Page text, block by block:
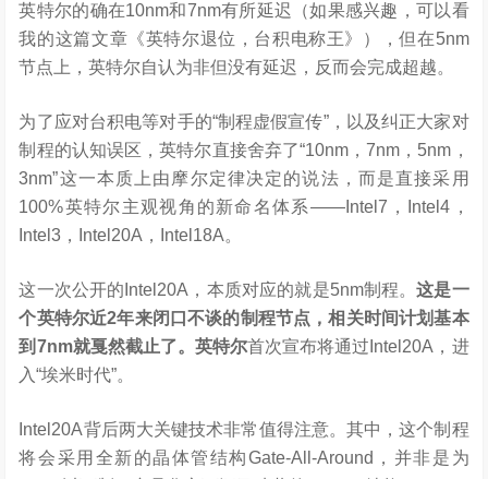
英特尔的确在10nm和7nm有所延迟（如果感兴趣，可以看
我的这篇文章《英特尔退位，台积电称王》），但在5nm
节点上，英特尔自认为非但没有延迟，反而会完成超越。
为了应对台积电等对手的“制程虚假宣传”，以及纠正大家对
制程的认知误区，英特尔直接舍弃了“10nm，7nm，5nm，
3nm”这一本质上由摩尔定律决定的说法，而是直接采用
100%英特尔主观视角的新命名体系——Intel7，Intel4，
Intel3，Intel20A，Intel18A。
这一次公开的Intel20A，本质对应的就是5nm制程。这是一
个英特尔近2年来闭口不谈的制程节点，相关时间计划基本
到7nm就戛然截止了。英特尔首次宣布将通过Intel20A，进
入“埃米时代”。
Intel20A背后两大关键技术非常值得注意。其中，这个制程
将会采用全新的晶体管结构Gate-All-Around，并非是为